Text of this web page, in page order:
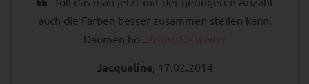
auch die Farben besser zusammen stellen kann.
Daumen ho...
Jacqueline , 17.02.2014